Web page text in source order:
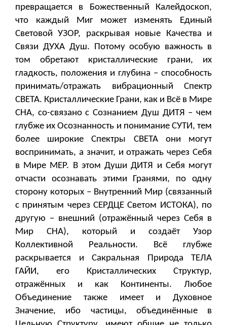
превращается в Божественный Калейдоскоп,
что каждый Миг может изменять Единый
Световой УЗОР, раскрывая новые Качества и
Связи ДУХА Душ. Потому особую важность в
том обретают кристаллические грани, их
гладкость, положения и глубина – способность
принимать/отражать вибрационный Спектр
СВЕТА. Кристаллические Грани, как и Всё в Мире
СНА, со-связано с Сознанием Душ ДИТЯ – чем
глубже их Осознанность и понимание СУТИ, тем
более широкие Спектры СВЕТА они могут
воспринимать, а значит, и отражать через Себя
в Мире МЕР. В этом Души ДИТЯ и Себя могут
отчасти осознавать этими Гранями, по одну
сторону которых – Внутренний Мир (связанный
с принятым через СЕРДЦЕ Светом ИСТОКА), по
другую – внешний (отражённый через Себя в
Мир СНА), который и создаёт Узор
Коллективной Реальности. Всё глубже
раскрывается и Сакральная Природа ТЕЛА
ГАЙИ, его Кристаллических Структур,
отражённых и как Континенты. Любое
Объединение также имеет и Духовное
Значение, ибо частицы, объединённые в